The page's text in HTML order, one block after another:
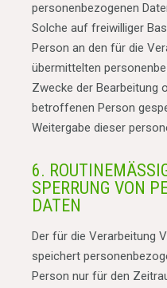
personenbezogenen
Solche auf freiwilliger
Person an den für die
übermittelten
Zwecke der Bearbeitung
betroffenen Person
Weitergabe dieser
6.
PERRUNG VON
ATEN
Der für die Verarbeitung
speichert
Person nur für den